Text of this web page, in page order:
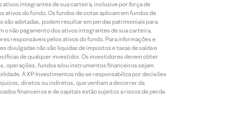
integrantes de sua carteira, inclusive por força de
do fundo. Os fundos de cotas aplicam em fundos de
adotadas, podem resultar em perdas patrimoniais para
o não pagamento dos ativos integrantes de sua carteira,
responsáveis pelos ativos do fundo. Para informações e
não são líquidas de impostos e taxas de saída e
de qualquer investidor. Os investidores devem obter
operações, fundos e/ou instrumentos financeiros sejam
A XP Investimentos não se responsabiliza por decisões
diretos ou indiretos, que venham a decorrer da
financeiros e de capitais estão sujeitos a riscos de perda